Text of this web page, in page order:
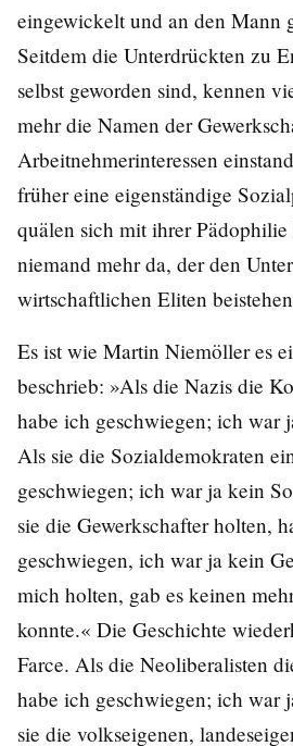
eingewickelt und an den Mann
Seitdem die Unterdrückten zu
selbst geworden sind, kennen
mehr die Namen der
Arbeitnehmerinteressen
früher eine eigenständige
quälen sich mit ihrer Pädophilie
niemand mehr da, der den
wirtschaftlichen Eliten
Es ist wie Martin Niemöller es
beschrieb: »Als die Nazis die
habe ich geschwiegen; ich war
Als sie die Sozialdemokraten
geschwiegen; ich war ja kein
sie die Gewerkschafter holten,
geschwiegen, ich war ja kein
mich holten, gab es keinen
konnte.« Die Geschichte
Farce. Als die Neoliberalisten
habe ich geschwiegen; ich war
sie die volkseigenen,